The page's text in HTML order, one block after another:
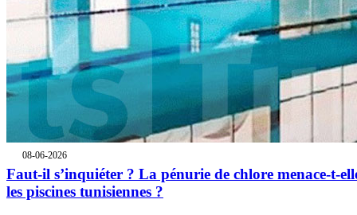
08-06-2026
Faut-il s’inquiéter ? La pénurie de chlore menace-t-
les piscines tunisiennes ?